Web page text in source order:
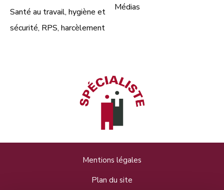
Santé au travail, hygiène et
sécurité, RPS, harcèlement
Médias
Mentions légales
Plan du site